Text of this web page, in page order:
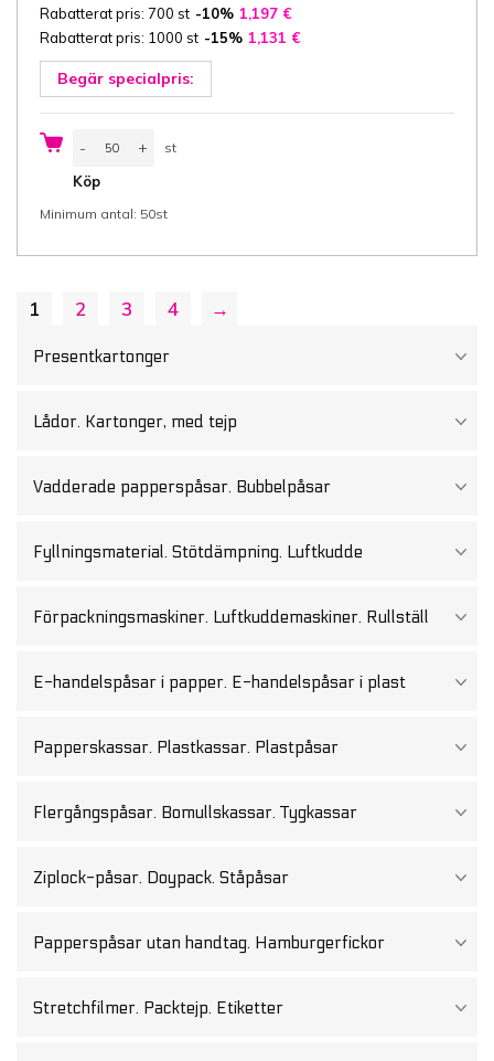
Presentkartonger
Lådor. Kartonger, med tejp
Vadderade papperspåsar. Bubbelpåsar
Fyllningsmaterial. Stötdämpning. Luftkudde
Förpackningsmaskiner. Luftkuddemaskiner. Rullställ
E-handelspåsar i papper. E-handelspåsar i plast
Papperskassar. Plastkassar. Plastpåsar
Flergångspåsar. Bomullskassar. Tygkassar
Ziplock-påsar. Doypack. Ståpåsar
Papperspåsar utan handtag. Hamburgerfickor
Stretchfilmer. Packtejp. Etiketter
Rabatterat pris: 700 st -10% 1,197 €
Rabatterat pris: 1000 st -15% 1,131 €
Begär specialpris:
-
box
separat
45x31x8
x
höjd)
kartong
fönster,
50
+ st
Köp
Minimum antal: 50st
1 2 3 4 →